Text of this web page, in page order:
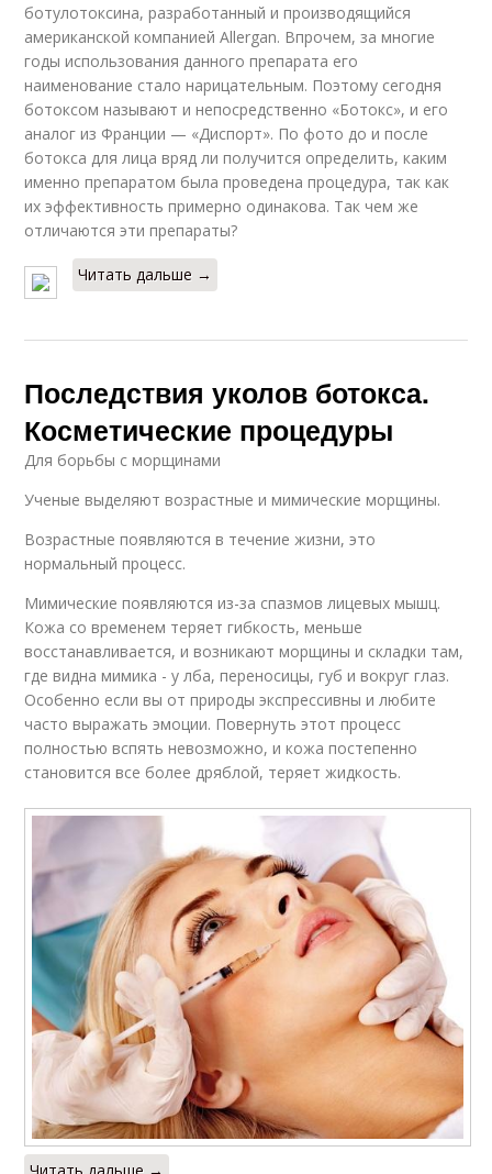
ботулотоксина, разработанный и производящийся
американской компанией Allergan. Впрочем, за многие
годы использования данного препарата его
наименование стало нарицательным. Поэтому сегодня
ботоксом называют и непосредственно «Ботокс», и его
аналог из Франции — «Диспорт». По фото до и после
ботокса для лица вряд ли получится определить, каким
именно препаратом была проведена процедура, так как
их эффективность примерно одинакова. Так чем же
отличаются эти препараты?
Читать дальше →
Последствия уколов ботокса.
Косметические процедуры
Для борьбы с морщинами
Ученые выделяют возрастные и мимические морщины.
Возрастные появляются в течение жизни, это
нормальный процесс.
Мимические появляются из-за спазмов лицевых мышц.
Кожа со временем теряет гибкость, меньше
восстанавливается, и возникают морщины и складки там,
где видна мимика - у лба, переносицы, губ и вокруг глаз.
Особенно если вы от природы экспрессивны и любите
часто выражать эмоции. Повернуть этот процесс
полностью вспять невозможно, и кожа постепенно
становится все более дряблой, теряет жидкость.